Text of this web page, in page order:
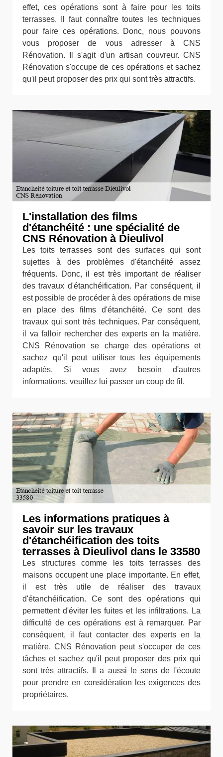
effet, ces opérations sont à faire pour les toits
terrasses. Il faut connaître toutes les techniques
pour faire ces opérations. Donc, nous pouvons
vous proposer de vous adresser à CNS
Rénovation. Il s'agit d'un artisan couvreur. CNS
Rénovation s'occupe de ces opérations et sachez
qu'il peut proposer des prix qui sont très attractifs.
L'installation des films
d'étanchéité : une spécialité de
CNS Rénovation à Dieulivol
Les toits terrasses sont des surfaces qui sont
sujettes à des problèmes d'étanchéité assez
fréquents. Donc, il est très important de réaliser
des travaux d'étanchéification. Par conséquent, il
est possible de procéder à des opérations de mise
en place des films d'étanchéité. Ce sont des
travaux qui sont très techniques. Par conséquent,
il va falloir rechercher des experts en la matière.
CNS Rénovation se charge des opérations et
sachez qu'il peut utiliser tous les équipements
adaptés. Si vous avez besoin d'autres
informations, veuillez lui passer un coup de fil.
Les informations pratiques à
savoir sur les travaux
d'étanchéification des toits
terrasses à Dieulivol dans le 33580
Les structures comme les toits terrasses des
maisons occupent une place importante. En effet,
il est très utile de réaliser des travaux
d'étanchéification. Ce sont des opérations qui
permettent d'éviter les fuites et les infiltrations. La
difficulté de ces opérations est à remarquer. Par
conséquent, il faut contacter des experts en la
matière. CNS Rénovation peut s'occuper de ces
tâches et sachez qu'il peut proposer des prix qui
sont très attractifs. Il a aussi le sens de l'écoute
pour prendre en considération les exigences des
propriétaires.